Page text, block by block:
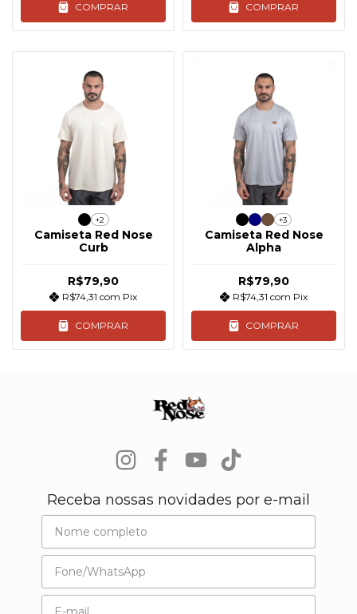
COMPRAR COMPRAR
+2
Camiseta Red Nose
Curb
R$79,90
R$74,31 com Pix
COMPRAR
+3
Camiseta Red Nose
Alpha
R$79,90
R$74,31 com Pix
COMPRAR
Receba nossas novidades por e-mail